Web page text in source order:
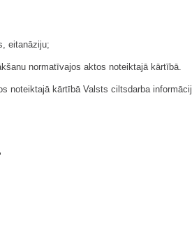
eitanāziju;
normatīvajos aktos noteiktajā kārtībā.
noteiktajā kārtībā Valsts ciltsdarba